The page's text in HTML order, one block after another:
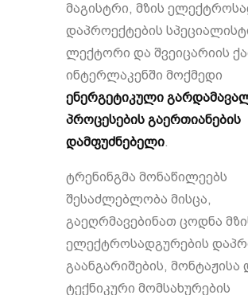
მაგისტრი, მზის
დაპროექტების
ლექტორი და შვეიცარიის
ინტერლაკენში მოქმედი
ენერგეტიკული
პროცესების გაერთიანების
დამფუძნებელი.
ტრენინგმა მონაწილეებს
შესაძლებლობა მისცა,
გაეღრმავებინათ ცოდნა
ელექტროსადგურების
გაანგარიშების, მონტაჟისა
ტექნიკური მომსახურების